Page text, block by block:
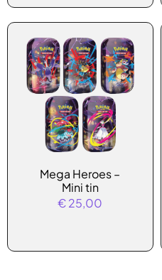
Mega Heroes –
Mini tin
€25,00